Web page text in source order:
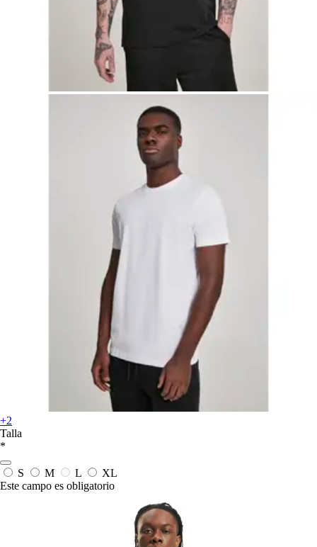
+2
Talla
*
S M L
XL
Este campo es obligatorio